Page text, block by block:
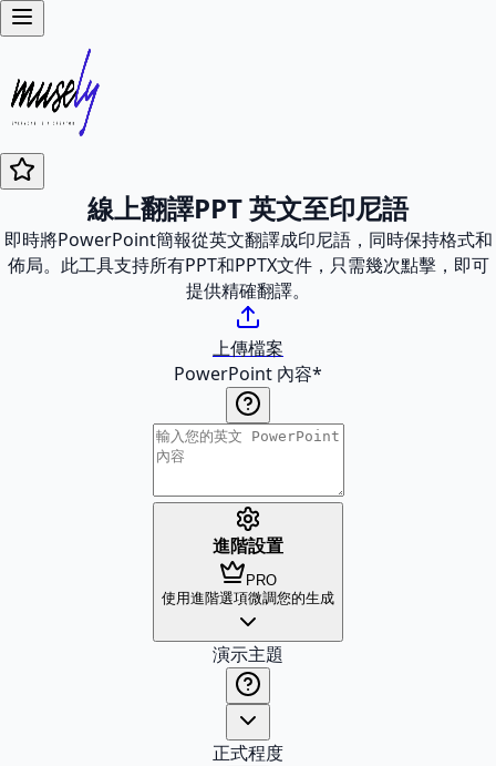
線上翻譯PPT 英文至印尼語
即時將PowerPoint簡報從英文翻譯成印尼語，同時保持格式和
佈局。此工具支持所有PPT和PPTX文件，只需幾次點擊，即可
提供精確翻譯。
上傳檔案
PowerPoint 內容*
進階設置
PRO
使用進階選項微調您的生成
演示主題
正式程度